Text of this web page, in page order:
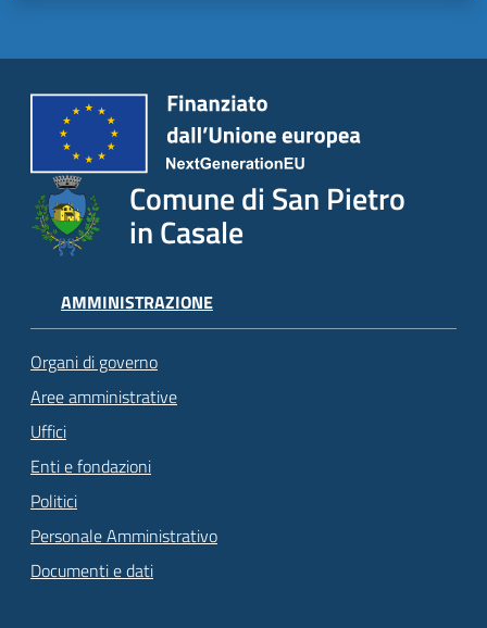
Comune di San Pietro
in Casale
AMMINISTRAZIONE
Organi di governo
Aree amministrative
Uffici
Enti e fondazioni
Politici
Personale Amministrativo
Documenti e dati